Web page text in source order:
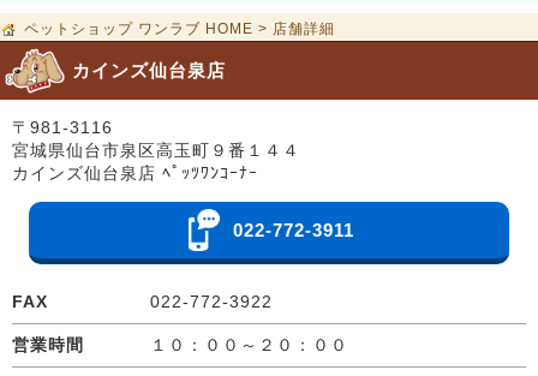
ペットショップ ワンラブ HOME > 店舗詳細
カインズ仙台泉店
〒981-3116
宮城県仙台市泉区高玉町９番１４４
カインズ仙台泉店 ﾍﾟｯﾂﾜﾝｺｰﾅｰ
022-772-3911
FAX 022-772-3922
営業時間 １０：００～２０：００